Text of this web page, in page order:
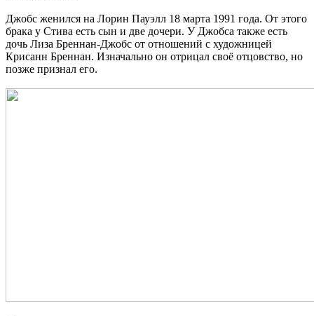
Джобс женился на Лорин Пауэлл 18 марта 1991 года. От этого
брака у Стива есть сын и две дочери. У Джобса также есть
дочь Лиза Бреннан-Джобс от отношений с художницей
Крисанн Бреннан. Изначально он отрицал своё отцовство, но
позже признал его.